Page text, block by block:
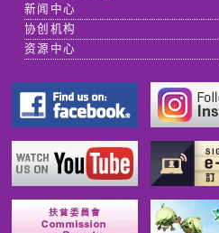
新闻中心
协创机构
资源中心